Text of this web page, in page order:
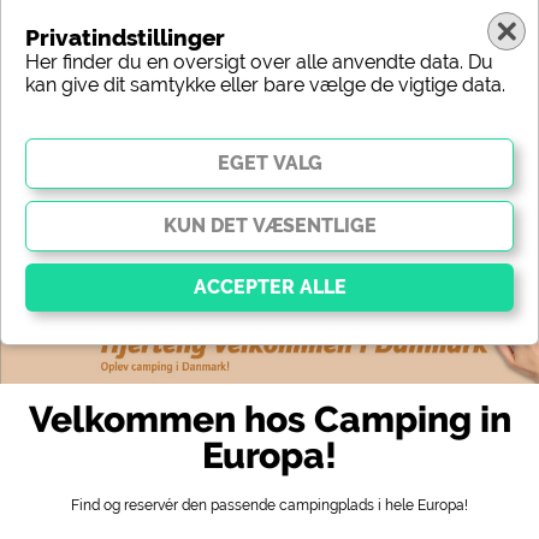
Velkommen hos Camping in
Europa!
Find og reservér den passende campingplads i hele Europa!
Region Type
Beliggenhed
Sanitært udstyr Service
Fritidsmuligheder Kort
Privatindstillinger
Her finder du en oversigt over alle anvendte data. Du
kan give dit samtykke eller bare vælge de vigtige data.
funktioner og er afgørende for, at webstedet fungerer
korrekt. Uden disse cookies fungerer dele af